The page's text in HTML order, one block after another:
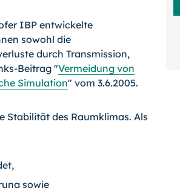
IBP entwickelte
sowohl die
durch Transmission,
Beitrag "Vermeidung von
Simulation" vom 3.6.2005.
Stabilität des Raumklimas. Als
sowie